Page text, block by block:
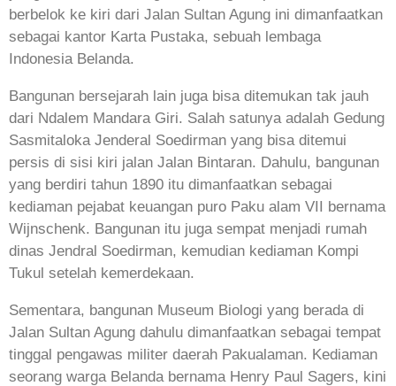
berbelok ke kiri dari Jalan Sultan Agung ini dimanfaatkan
sebagai kantor Karta Pustaka, sebuah lembaga
Indonesia Belanda.
Bangunan bersejarah lain juga bisa ditemukan tak jauh
dari Ndalem Mandara Giri. Salah satunya adalah Gedung
Sasmitaloka Jenderal Soedirman yang bisa ditemui
persis di sisi kiri jalan Jalan Bintaran. Dahulu, bangunan
yang berdiri tahun 1890 itu dimanfaatkan sebagai
kediaman pejabat keuangan puro Paku alam VII bernama
Wijnschenk. Bangunan itu juga sempat menjadi rumah
dinas Jendral Soedirman, kemudian kediaman Kompi
Tukul setelah kemerdekaan.
Sementara, bangunan Museum Biologi yang berada di
Jalan Sultan Agung dahulu dimanfaatkan sebagai tempat
tinggal pengawas militer daerah Pakualaman. Kediaman
seorang warga Belanda bernama Henry Paul Sagers, kini